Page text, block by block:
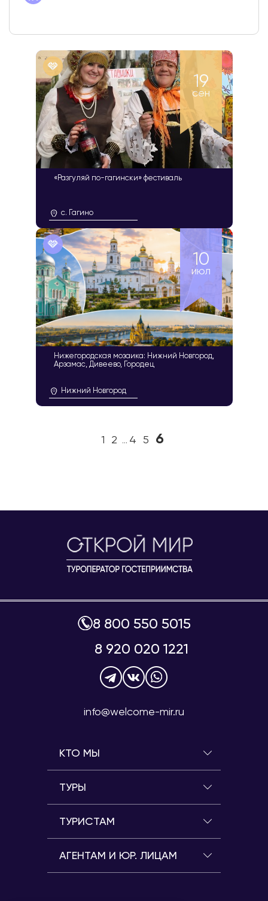
«Разгуляй по-гагински» фестиваль
с. Гагино
19
сен
Нижегородская мозаика: Нижний Новгород,
Арзамас, Дивеево, Городец
Нижний Новгород
10
июл
1 2 ... 4 5 6
8 800 550 5015
8 920 020 1221
info@welcome-mir.ru
КТО МЫ
ТУРЫ
ТУРИСТАМ
АГЕНТАМ И ЮР. ЛИЦАМ